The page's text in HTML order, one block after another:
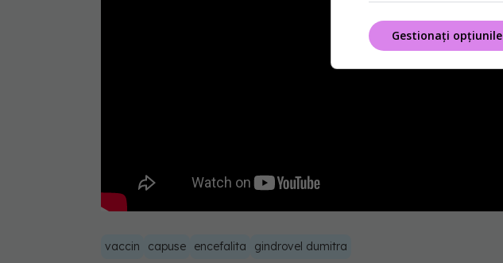
vaccin capuse encefalita gindrovel dumitra
Gestionați opțiunile